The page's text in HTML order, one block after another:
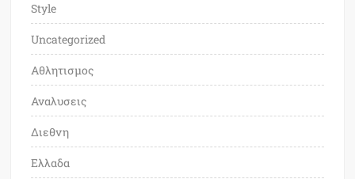
Style
Uncategorized
Αθλητισμος
Αναλυσεις
Διεθνη
Ελλαδα